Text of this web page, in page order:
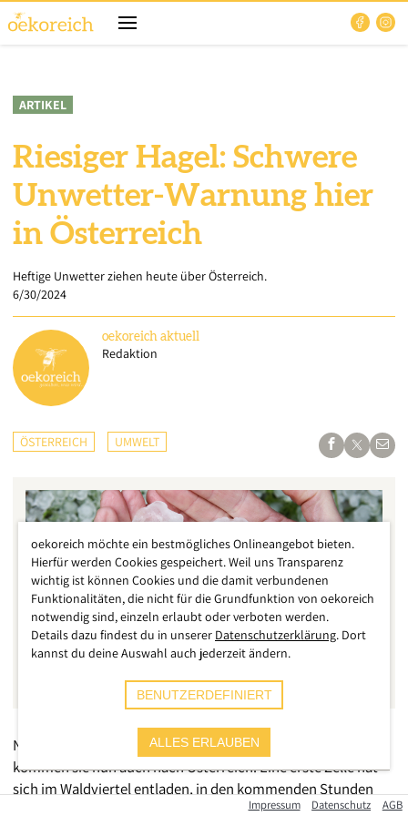
ARTIKEL
Riesiger Hagel: Schwere
Unwetter-Warnung hier
in Österreich
Heftige Unwetter ziehen heute über Österreich.
6/30/2024
oekoreich aktuell
Redaktion
ÖSTERREICH UMWELT
Nach den extrem heftigen Unwettern in Deutschland
kommen sie nun auch nach Österreich. Eine erste Zelle hat
sich im Waldviertel entladen, in den kommenden Stunden
wird es breite Teile von Österreich treffen. Ein Blick auf die
Impressum Datenschutz AGB
oekoreich möchte ein bestmögliches Onlineangebot bieten.
Hierfür werden Cookies gespeichert. Weil uns Transparenz
wichtig ist können Cookies und die damit verbundenen
Funktionalitäten, die nicht für die Grundfunktion von oekoreich
notwendig sind, einzeln erlaubt oder verboten werden.
Details dazu findest du in unserer Datenschutzerklärung. Dort
kannst du deine Auswahl auch jederzeit ändern.
BENUTZERDEFINIERT
ALLES ERLAUBEN